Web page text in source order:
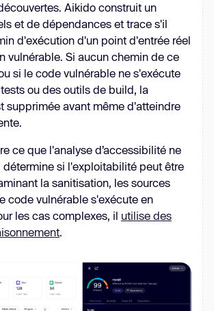
Aikido construit un
et de dépendances et trace s'il
d'exécution d'un point d'entrée réel
vulnérable. Si aucun chemin de ce
si le code vulnérable ne s'exécute
ou des outils de build, la
supprimée avant même d'atteindre
ce que l'analyse d’accessibilité ne
détermine si l'exploitabilité peut être
la sanitisation, les sources
code vulnérable s'exécute en
les cas complexes, il utilise des
.